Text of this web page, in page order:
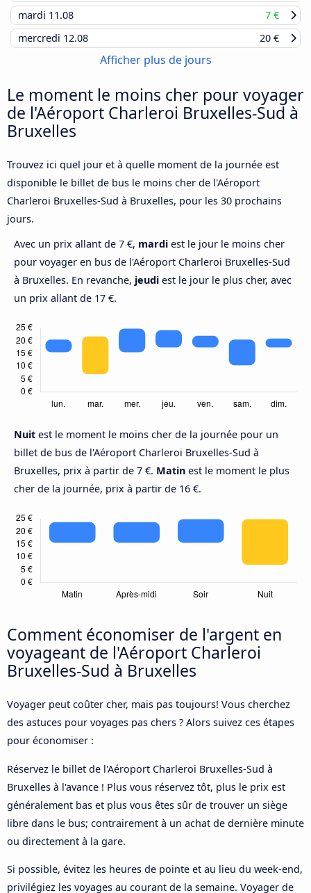
mardi 11.08
7 €
mercredi 12.08 20 €
Afficher plus de jours
Le moment le moins cher pour voyager
de l'Aéroport Charleroi Bruxelles-Sud à
Bruxelles
Trouvez ici quel jour et à quelle moment de la journée est
disponible le billet de bus le moins cher de l'Aéroport
Charleroi Bruxelles-Sud à Bruxelles, pour les 30 prochains
jours.
Avec un prix allant de 7 €, mardi est le jour le moins cher
pour voyager en bus de l'Aéroport Charleroi Bruxelles-Sud
à Bruxelles. En revanche, jeudi est le jour le plus cher, avec
un prix allant de 17 €.
Nuit est le moment le moins cher de la journée pour un
billet de bus de l'Aéroport Charleroi Bruxelles-Sud à
Bruxelles, prix à partir de 7 €. Matin est le moment le plus
cher de la journée, prix à partir de 16 €.
Comment économiser de l'argent en
voyageant de l'Aéroport Charleroi
Bruxelles-Sud à Bruxelles
Voyager peut coûter cher, mais pas toujours! Vous cherchez
des astuces pour voyages pas chers ? Alors suivez ces étapes
pour économiser :
Réservez le billet de l'Aéroport Charleroi Bruxelles-Sud à
Bruxelles à l'avance ! Plus vous réservez tôt, plus le prix est
généralement bas et plus vous êtes sûr de trouver un siège
libre dans le bus; contrairement à un achat de dernière minute
ou directement à la gare.
Si possible, évitez les heures de pointe et au lieu du week-end,
privilégiez les voyages au courant de la semaine. Voyager de